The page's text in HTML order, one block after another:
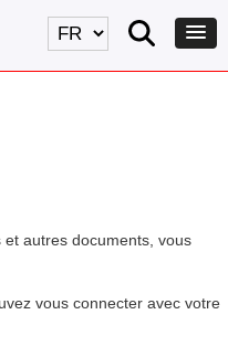
autres documents, vous
vous connecter avec votre